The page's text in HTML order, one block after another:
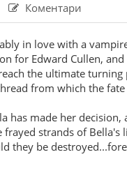
Коментари
in love with a
for Edward Cullen,
the ultimate
from which the
has made her
frayed strands of Bella's
they be